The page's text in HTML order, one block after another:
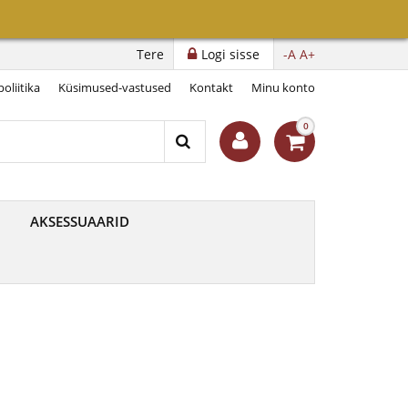
-A A+
Logi sisse
Tere
Küsimused-vastused Kontakt Minu konto
0
AKSESSUAARID